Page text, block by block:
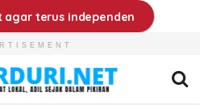
agar terus independen